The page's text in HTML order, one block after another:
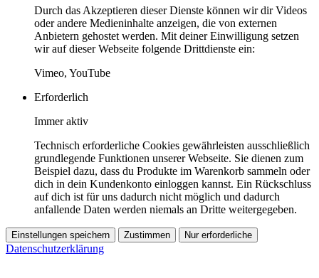
Durch das Akzeptieren dieser Dienste können wir dir Videos
oder andere Medieninhalte anzeigen, die von externen
Anbietern gehostet werden. Mit deiner Einwilligung setzen
wir auf dieser Webseite folgende Drittdienste ein:
Vimeo, YouTube
Erforderlich
Immer aktiv
Technisch erforderliche Cookies gewährleisten ausschließlich
grundlegende Funktionen unserer Webseite. Sie dienen zum
Beispiel dazu, dass du Produkte im Warenkorb sammeln oder
dich in dein Kundenkonto einloggen kannst. Ein Rückschluss
auf dich ist für uns dadurch nicht möglich und dadurch
anfallende Daten werden niemals an Dritte weitergegeben.
Einstellungen speichern Zustimmen Nur erforderliche
Datenschutzerklärung